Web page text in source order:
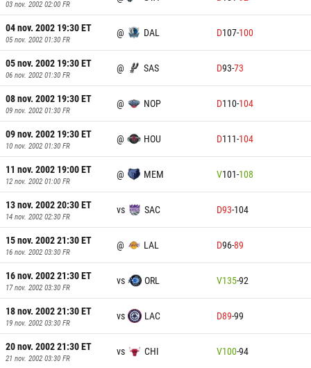
03 nov. 2002 02:00 FR
04 nov. 2002 19:30ET
05 nov. 2002 01:30 FR
@ DAL D107-100
05 nov. 2002 19:30ET
06 nov. 2002 01:30 FR
@ SAS D93-73
08 nov. 2002 19:30ET
09 nov. 2002 01:30 FR
@ NOP D110-104
09 nov. 2002 19:30ET
10 nov. 2002 01:30 FR
@ HOU D111-104
11 nov. 2002 19:00ET
12 nov. 2002 01:00 FR
@ MEM V101-108
13 nov. 2002 20:30ET
14 nov. 2002 02:30 FR
vs SAC D93-104
15 nov. 2002 21:30ET
16 nov. 2002 03:30 FR
@ LAL D96-89
16 nov. 2002 21:30ET
17 nov. 2002 03:30 FR
vs ORL V135-92
18 nov. 2002 21:30ET
19 nov. 2002 03:30 FR
vs LAC D89-99
20 nov. 2002 21:30ET
21 nov. 2002 03:30 FR
vs CHI V100-94